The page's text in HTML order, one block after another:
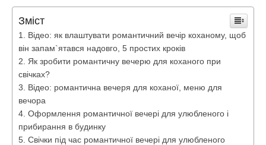
Зміст
Відео: як влаштувати романтичний вечір коханому, щоб
він запам`ятався надовго, 5 простих кроків
Як зробити романтичну вечерю для коханого при
свічках?
Відео: романтична вечеря для коханої, меню для
вечора
Оформлення романтичної вечері для улюбленого і
прибирання в будинку
Свічки під час романтичної вечері для улюбленого